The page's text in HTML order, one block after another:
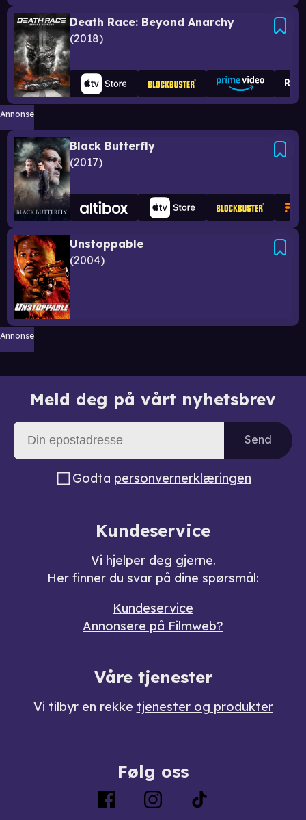
Death Race: Beyond Anarchy
2018
Annonse
Black Butterfly
2017
Unstoppable
2004
Annonse
Meld deg på vårt nyhetsbrev
Send
Godta personvernerklæringen
Kundeservice
Vi hjelper deg gjerne.
Her finner du svar på dine spørsmål:
Kundeservice
Annonsere på Filmweb?
Våre tjenester
Vi tilbyr en rekke tjenester og produkter
Følg oss